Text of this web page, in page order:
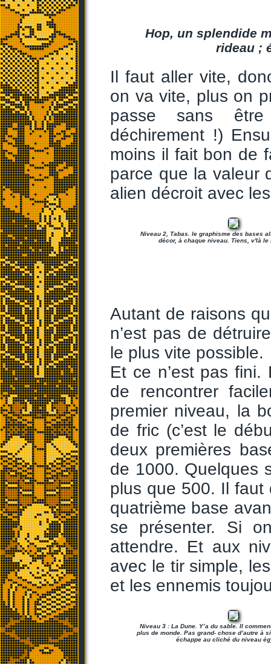
Hop, un splendide
rideau ;
Il faut aller vite,
on va vite, plus on
passe sans
déchirement !)
moins il fait bon de
parce que la valeur
alien décroit avec
Niveau 2, Tabas. le graphisme des bases
décor, à chaque niveau. Tiens, v'là le
Autant de raisons
n’est pas de
le plus vite possible.
Et ce n’est pas fini.
de rencontrer
premier niveau, la
de fric (c’est le
deux premières
de 1000. Quelques
plus que 500. Il faut
quatrième base
se présenter. Si
attendre. Et aux
avec le tir simple,
et les ennemis
Niveau 3 : La Dune. Y’a du sable. Il
plus de monde. Pas grand- chose d’autre à
échappe au cliché du niveau